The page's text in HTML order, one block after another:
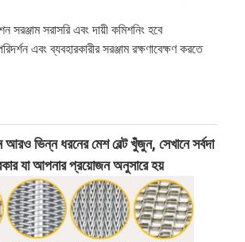
সরঞ্জাম সরাসরি এবং দায়ী কমিশনিং হবে
এবং ব্যবহারকারীর সরঞ্জাম রক্ষণাবেক্ষণ করতে
ভিন্ন ধরনের মেশ বেল্ট খুঁজুন, সেখানে সর্বদা
যা আপনার প্রয়োজন অনুসারে হয়